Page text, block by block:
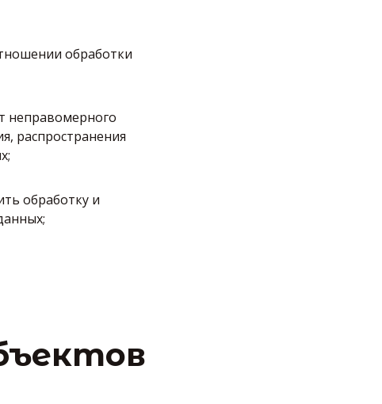
обработки
неправомерного
распространения
обработку и